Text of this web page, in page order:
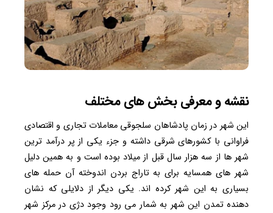
نقشه و معرفی بخش های مختلف
این شهر در زمان پادشاهان سلجوقی معاملات تجاری و اقتصادی
فراوانی با کشورهای شرقی داشته و جزء یکی از پر درآمد ترین
شهر ها از سه هزار سال قبل از میلاد بوده است و به همین دلیل
شهر های همسایه برای به تاراج بردن اندوخته آن حمله های
بسیاری به این شهر کرده اند. یکی دیگر از دلایلی که نشان
دهنده تمدن این شهر به شمار می رود وجود دژی در مرکز شهر